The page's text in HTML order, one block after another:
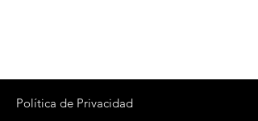
Política de Privacidad